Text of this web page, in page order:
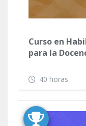
Curso en
para la
40 horas